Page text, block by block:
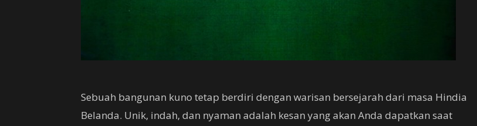
Sebuah bangunan kuno tetap berdiri dengan warisan bersejarah dari masa Hindia
Belanda. Unik, indah, dan nyaman adalah kesan yang akan Anda dapatkan saat